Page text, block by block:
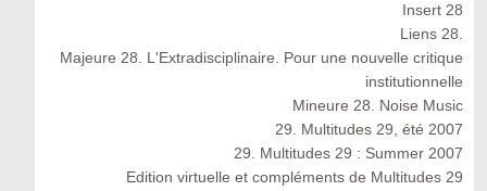
Insert 28
Liens 28.
Majeure 28. L'Extradisciplinaire. Pour une nouvelle critique
institutionnelle
Mineure 28. Noise Music
29. Multitudes 29, été 2007
29. Multitudes 29 : Summer 2007
Edition virtuelle et compléments de Multitudes 29